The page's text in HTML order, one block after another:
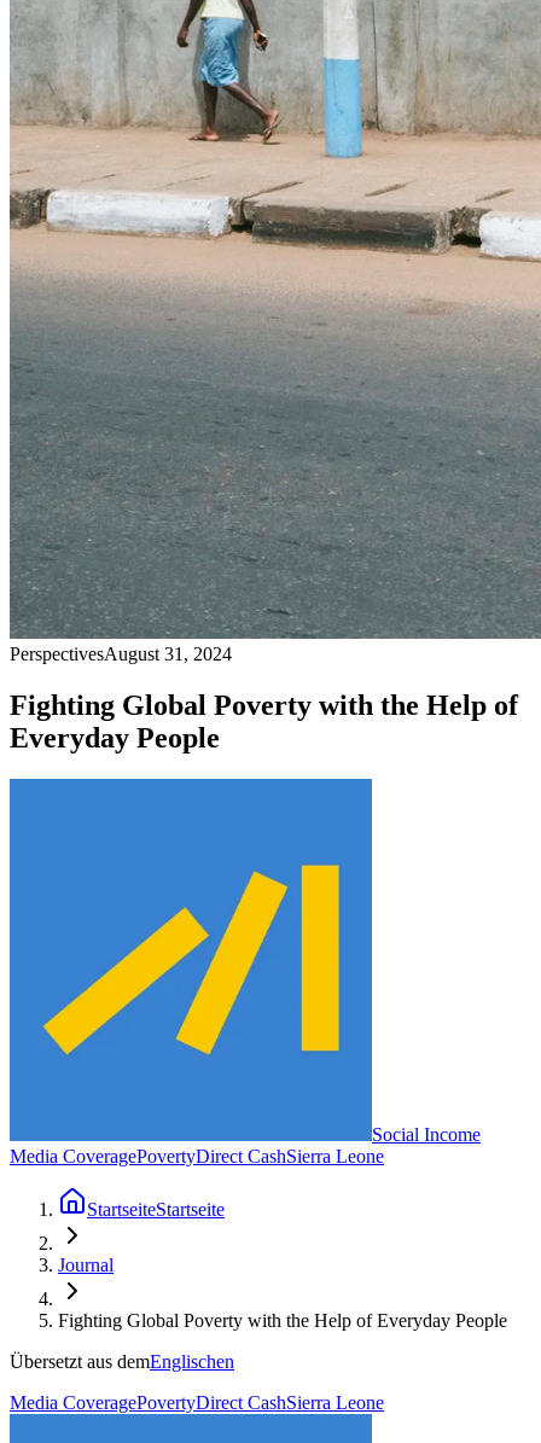
PerspectivesAugust 31, 2024
Fighting Global Poverty with the Help of
Everyday People
Social Income
Media CoveragePovertyDirect CashSierra Leone
StartseiteStartseite
Journal
Fighting Global Poverty with the Help of Everyday People
Übersetzt aus demEnglischen
Media CoveragePovertyDirect CashSierra Leone